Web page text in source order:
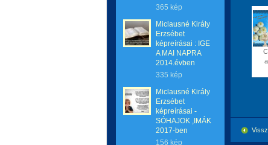
365 kép
Miclausné Király
Erzsébet
képreírásai : IGE
A MAI NAPRA
2014.évben
335 kép
Miclausné Király
Erzsébet
képreírásai -
SÓHAJOK ,IMÁK
2017-ben
156 kép